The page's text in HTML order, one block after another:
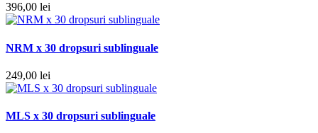
396,00 lei
NRM x 30 dropsuri sublinguale
249,00 lei
MLS x 30 dropsuri sublinguale